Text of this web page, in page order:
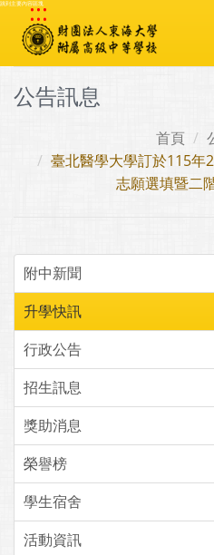
跳到主要內容區塊
:::
公告訊息
首頁
臺北醫學大學訂於115年
志願選填暨二
附中新聞
升學快訊
行政公告
招生訊息
獎助消息
榮譽榜
學生宿舍
活動資訊